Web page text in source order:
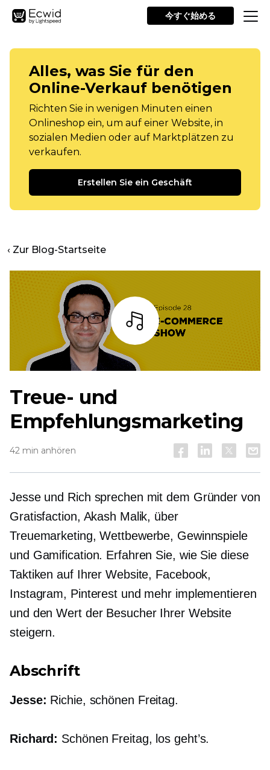
今すぐ始める
Alles, was Sie für den
Online-Verkauf benötigen
Richten Sie in wenigen Minuten einen
Onlineshop ein, um auf einer Website, in
sozialen Medien oder auf Marktplätzen zu
verkaufen.
Erstellen Sie ein Geschäft
‹ Zur Blog-Startseite
Zuhören
Treue- und
Empfehlungsmarketing
42 min anhören
Jesse und Rich sprechen mit dem Gründer von
Gratisfaction, Akash Malik, über
Treuemarketing, Wettbewerbe, Gewinnspiele
und Gamification. Erfahren Sie, wie Sie diese
Taktiken auf Ihrer Website, Facebook,
Instagram, Pinterest und mehr implementieren
und den Wert der Besucher Ihrer Website
steigern.
Abschrift
Jesse: Richie, schönen Freitag.
Richard: Schönen Freitag, los geht’s.